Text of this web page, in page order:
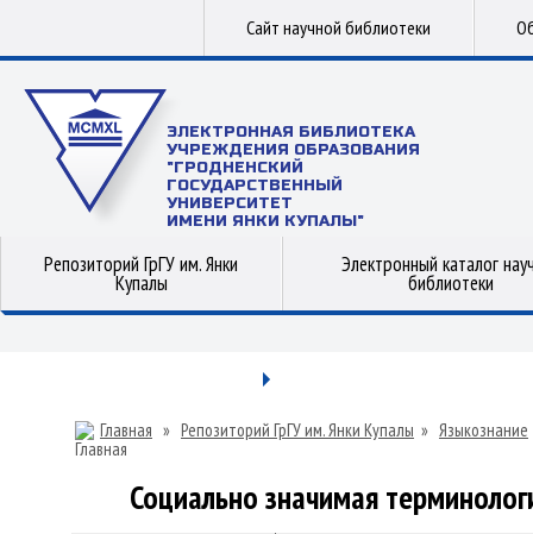
Сайт научной библиотеки
ЭЛЕКТРОННАЯ БИБЛИОТЕКА
УЧРЕЖДЕНИЯ ОБРАЗОВАНИЯ
"ГРОДНЕНСКИЙ
ГОСУДАРСТВЕННЫЙ
УНИВЕРСИТЕТ
ИМЕНИ ЯНКИ КУПАЛЫ"
Репозиторий ГрГУ им. Янки
Купалы
Электронный каталог
библиотеки
Главная » Репозиторий ГрГУ им. Янки Купалы » Языкознание
Социально значимая